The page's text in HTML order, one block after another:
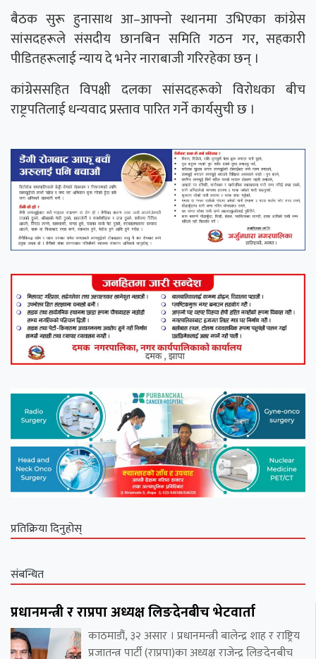
बैठक सुरू हुनासाथ आ–आफ्नो स्थानमा उभिएका कांग्रेस
सांसदहरूले संसदीय छानबिन समिति गठन गर, सहकारी
पीडितहरूलाई न्याय दे भनेर नाराबाजी गरिरहेका छन् ।
कांग्रेससहित विपक्षी दलका सांसदहरूको विरोधका बीच
राष्ट्रपतिलाई धन्यवाद प्रस्ताव पारित गर्ने कार्यसुची छ ।
प्रतिक्रिया दिनुहोस्
संबन्धित
प्रधानमन्त्री र राप्रपा अध्यक्ष लिङदेनबीच भेटवार्ता
काठमाडौं, ३२ असार । प्रधानमन्त्री बालेन्द्र शाह र राष्ट्रिय
प्रजातन्त्र पार्टी (राप्रपा)का अध्यक्ष राजेन्द्र लिङदेनबीच